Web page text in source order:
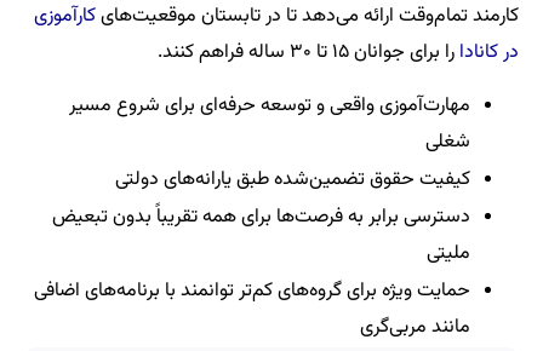
کارمند تمام‌وقت ارائه می‌دهد تا در تابستان موقعیت‌هایکارآموزی
در کانادا را برای جوانان ۱۵ تا ۳۰ ساله فراهم کنند.
مهارت‌آموزی واقعی و توسعه حرفه‌ای برای شروع مسیر
شغلی
کیفیت حقوق تضمین‌شده طبق یارانه‌های دولتی
دسترسی برابر به فرصت‌ها برای همه تقریباً بدون تبعیض
ملیتی
حمایت ویژه برای گروه‌های کم‌تر توانمند با برنامه‌های اضافی
مانند مربی‌گری